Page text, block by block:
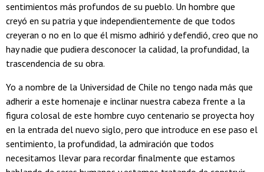
sentimientos más profundos de su pueblo. Un hombre que
creyó en su patria y que independientemente de que todos
creyeran o no en lo que él mismo adhirió y defendió, creo que no
hay nadie que pudiera desconocer la calidad, la profundidad, la
trascendencia de su obra.
Yo a nombre de la Universidad de Chile no tengo nada más que
adherir a este homenaje e inclinar nuestra cabeza frente a la
figura colosal de este hombre cuyo centenario se proyecta hoy
en la entrada del nuevo siglo, pero que introduce en ese paso el
sentimiento, la profundidad, la admiración que todos
necesitamos llevar para recordar finalmente que estamos